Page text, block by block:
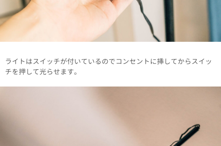
ライトはスイッチが付いているのでコンセントに挿してからスイッ
チを押して光らせます。